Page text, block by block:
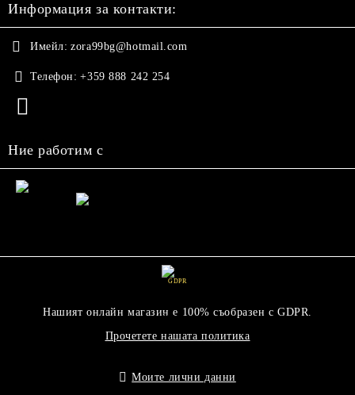
Информация за контакти:
Имейл: zora99bg@hotmail.com
Телефон: +359 888 242 254
Ние работим с
GDPR
Нашият онлайн магазин е 100% съобразен с GDPR.
Прочетете нашата политика
Моите лични данни